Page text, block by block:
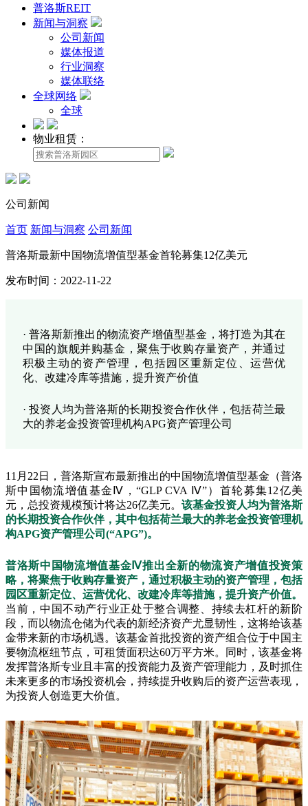
普洛斯REIT
新闻与洞察
公司新闻
媒体报道
行业洞察
媒体联络
全球网络
全球
物业租赁：
公司新闻
首页 新闻与洞察 公司新闻
普洛斯最新中国物流增值型基金首轮募集12亿美元
发布时间：2022-11-22
· 普洛斯新推出的物流资产增值型基金，将打造为其在
中国的旗舰并购基金，聚焦于收购存量资产，并通过
积极主动的资产管理，包括园区重新定位、运营优
化、改建冷库等措施，提升资产价值
· 投资人均为普洛斯的长期投资合作伙伴，包括荷兰最
大的养老金投资管理机构APG资产管理公司
11月22日，普洛斯宣布最新推出的中国物流增值型基金（普洛
斯中国物流增值基金Ⅳ，“GLP CVA Ⅳ”）首轮募集12亿美
元，总投资规模预计将达26亿美元。 该基金投资人均为普洛斯
的长期投资合作伙伴，其中包括荷兰最大的养老金投资管理机
构APG资产管理公司(“APG”)。
普洛斯中国物流增值基金Ⅳ推出全新的物流资产增值投资策
略，将聚焦于收购存量资产，通过积极主动的资产管理，包括
园区重新定位、运营优化、改建冷库等措施，提升资产价值。
当前，中国不动产行业正处于整合调整、持续去杠杆的新阶
段，而以物流仓储为代表的新经济资产尤显韧性，这将给该基
金带来新的市场机遇。该基金首批投资的资产组合位于中国主
要物流枢纽节点，可租赁面积达60万平方米。同时，该基金将
发挥普洛斯专业且丰富的投资能力及资产管理能力，及时抓住
未来更多的市场投资机会，持续提升收购后的资产运营表现，
为投资人创造更大价值。